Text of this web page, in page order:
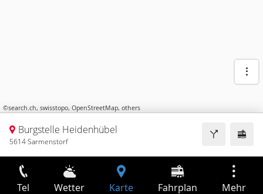
©search.ch, swisstopo, OpenStreetMap, others
Burgstelle Heidenhübel
5614 Sarmenstorf
Tel Wetter Karte Fahrplan Mehr